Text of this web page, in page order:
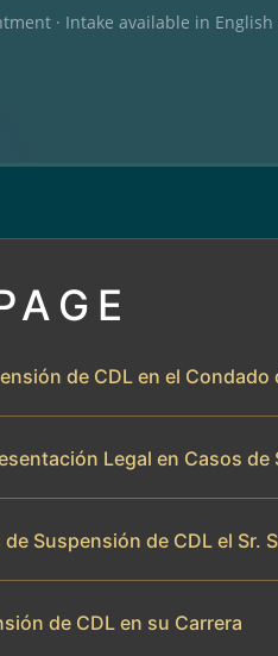
· Intake available in
de CDL en el
Legal en Casos
Suspensión de CDL el Sr.
de CDL en su Carrera